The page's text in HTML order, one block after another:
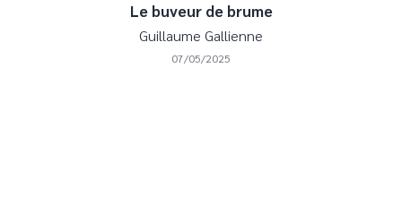
Le buveur de brume
Guillaume Gallienne
07/05/2025